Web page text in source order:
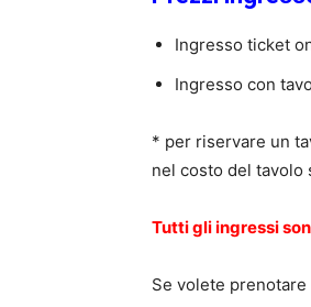
Ingresso ticket
Ingresso con
* per riservare un
nel costo del tavolo
Tutti gli ingressi
Se volete